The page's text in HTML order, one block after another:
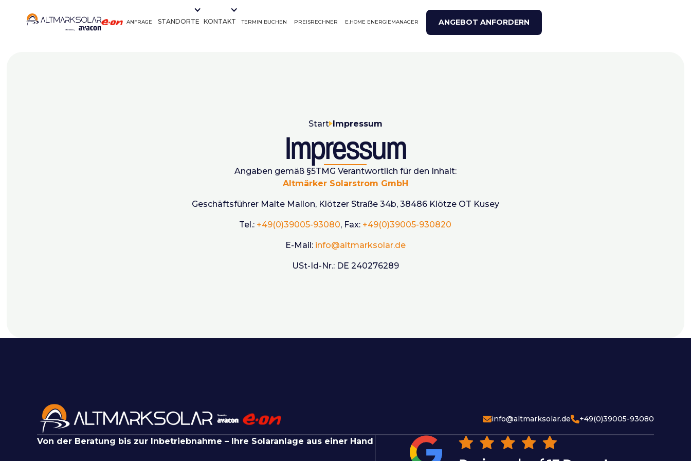
ANFRAGE STANDORTE KONTAKT TERMIN BUCHEN PREISRECHNER E.HOME ENERGIEMANAGER ANGEBOT ANFORDERN
Start Impressum
Impressum
Angaben gemäß §5TMG Verantwortlich für den Inhalt:
Altmärker Solarstrom GmbH
Geschäftsführer Malte Mallon, Klötzer Straße 34b, 38486 Klötze OT Kusey
Tel.: +49(0)39005-93080, Fax: +49(0)39005-930820
E-Mail: info@altmarksolar.de
USt-Id-Nr.: DE 240276289
info@altmarksolar.de +49(0)39005-93080
Von der Beratung bis zur Inbetriebnahme – Ihre Solaranlage aus einer Hand